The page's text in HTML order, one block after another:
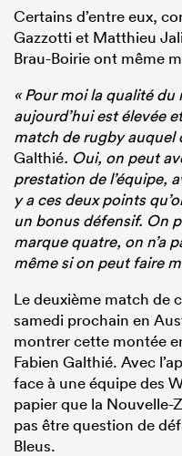
Certains d’entre eux,
Gazzotti et Matthieu
Brau-Boirie ont même
« Pour moi la qualité
aujourd’hui est élevée
match de rugby auquel
Galthié. Oui, on peut
prestation de l’équipe,
y a ces deux points
un bonus défensif. On
marque quatre, on n’a
même si on peut faire
Le deuxième match de
samedi prochain en
montrer cette montée
Fabien Galthié. Avec
face à une équipe des
papier que la Nouvelle-
pas être question de
Bleus.